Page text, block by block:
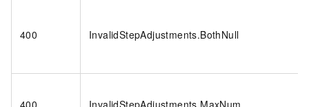
400 InvalidStepAdjustments.BothNull
400 InvalidStepAdjustments.MaxNum